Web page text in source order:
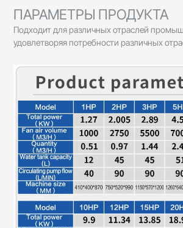
ПАРАМЕТРЫ ПРОДУКТА
Подходит для различных отраслей
удовлетворяя потребности различных